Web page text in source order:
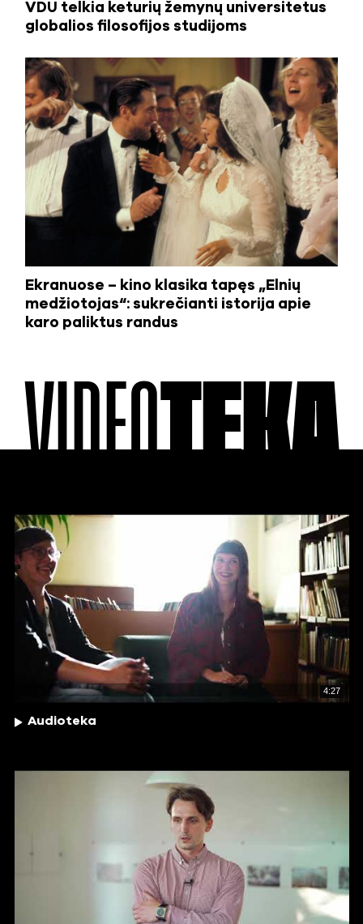
VDU telkia keturių žemynų universitetus
globalios filosofijos studijoms
Ekranuose – kino klasika tapęs „Elnių
medžiotojas“: sukrečianti istorija apie
karo paliktus randus
VIDEOTEKA
4:27
Audioteka